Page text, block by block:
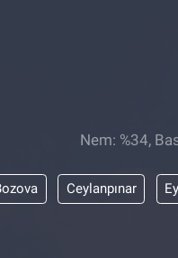
Nem: %34,
Ceylanpınar